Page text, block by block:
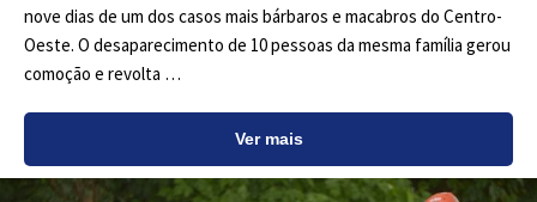
nove dias de um dos casos mais bárbaros e macabros do Centro-
Oeste. O desaparecimento de 10 pessoas da mesma família gerou
comoção e revolta …
Ver mais